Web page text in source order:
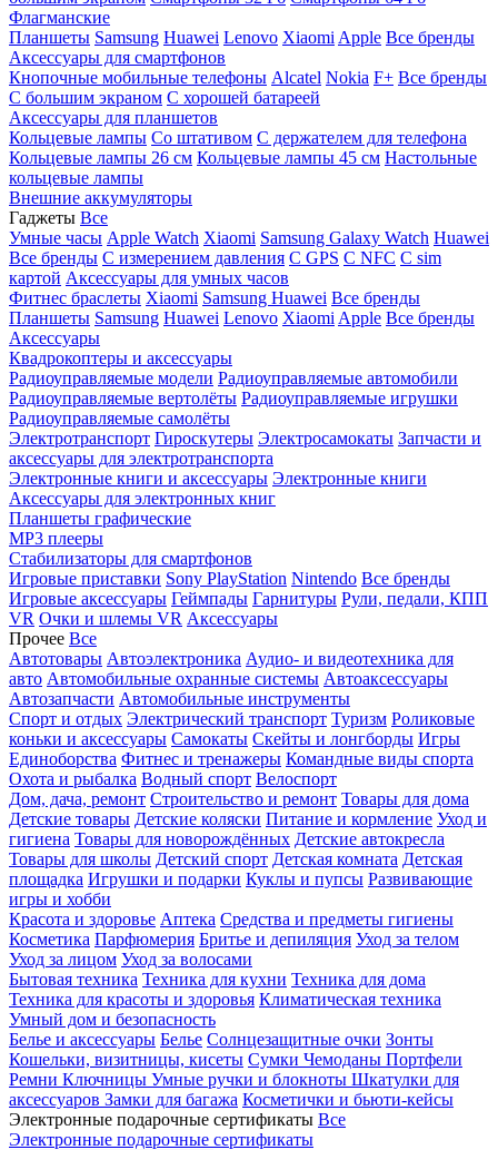
Флагманские
Планшеты Samsung Huawei Lenovo Xiaomi Apple Все бренды
Аксессуары для смартфонов
Кнопочные мобильные телефоны Alcatel Nokia F+ Все бренды
С большим экраном С хорошей батареей
Аксессуары для планшетов
Кольцевые лампы Со штативом C держателем для телефона
Кольцевые лампы 26 см Кольцевые лампы 45 см Настольные
кольцевые лампы
Внешние аккумуляторы
Гаджеты Все
Умные часы Apple Watch Xiaomi Samsung Galaxy Watch Huawei
Все бренды C измерением давления C GPS C NFC C sim
картой Аксессуары для умных часов
Фитнес браслеты Xiaomi Samsung Huawei Все бренды
Планшеты Samsung Huawei Lenovo Xiaomi Apple Все бренды
Аксессуары
Квадрокоптеры и аксессуары
Радиоуправляемые модели Радиоуправляемые автомобили
Радиоуправляемые вертолёты Радиоуправляемые игрушки
Радиоуправляемые самолёты
Электротранспорт Гироскутеры Электросамокаты Запчасти и
аксессуары для электротранспорта
Электронные книги и аксессуары Электронные книги
Аксессуары для электронных книг
Планшеты графические
MP3 плееры
Стабилизаторы для смартфонов
Игровые приставки Sony PlayStation Nintendo Все бренды
Игровые аксессуары Геймпады Гарнитуры Рули, педали, КПП
VR Очки и шлемы VR Аксессуары
Прочее Все
Автотовары Автоэлектроника Аудио- и видеотехника для
авто Автомобильные охранные системы Автоаксессуары
Автозапчасти Автомобильные инструменты
Спорт и отдых Электрический транспорт Туризм Роликовые
коньки и аксессуары Самокаты Скейты и лонгборды Игры
Единоборства Фитнес и тренажеры Командные виды спорта
Охота и рыбалка Водный спорт Велоспорт
Дом, дача, ремонт Строительство и ремонт Товары для дома
Детские товары Детские коляски Питание и кормление Уход и
гигиена Товары для новорождённых Детские автокресла
Товары для школы Детский спорт Детская комната Детская
площадка Игрушки и подарки Куклы и пупсы Развивающие
игры и хобби
Красота и здоровье Аптека Средства и предметы гигиены
Косметика Парфюмерия Бритье и депиляция Уход за телом
Уход за лицом Уход за волосами
Бытовая техника Техника для кухни Техника для дома
Техника для красоты и здоровья Климатическая техника
Умный дом и безопасность
Белье и аксессуары Белье Солнцезащитные очки Зонты
Кошельки, визитницы, кисеты Сумки Чемоданы Портфели
Ремни Ключницы Умные ручки и блокноты Шкатулки для
аксессуаров Замки для багажа Косметички и бьюти-кейсы
Электронные подарочные сертификаты Все
Электронные подарочные сертификаты